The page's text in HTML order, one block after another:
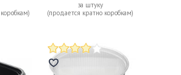
за штуку
(продается кратно коробкам)